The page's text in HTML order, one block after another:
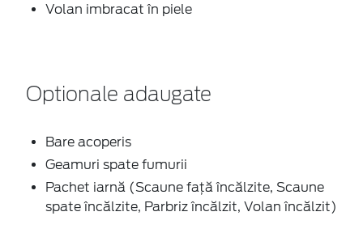
Volan imbracat în piele
Optionale adaugate
Bare acoperis
Geamuri spate fumurii
Pachet iarnă (Scaune faţă încălzite, Scaune
spate încălzite, Parbriz încălzit, Volan încălzit)